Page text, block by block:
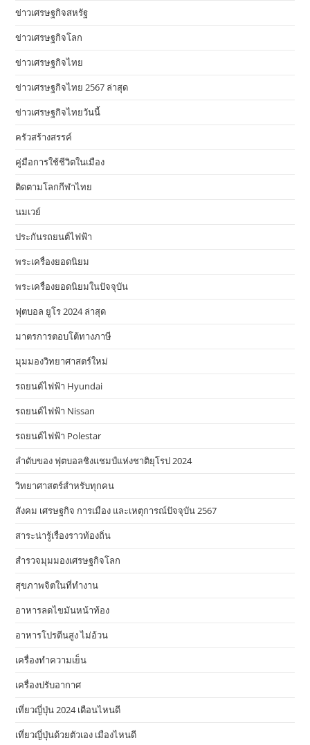
ข่าวเศรษฐกิจสหรัฐ
ข่าวเศรษฐกิจโลก
ข่าวเศรษฐกิจไทย
ข่าวเศรษฐกิจไทย 2567 ล่าสุด
ข่าวเศรษฐกิจไทยวันนี้
ครัวสร้างสรรค์
คู่มือการใช้ชีวิตในเมือง
ติดตามโลกกีฬาไทย
นมเวย์
ประกันรถยนต์ไฟฟ้า
พระเครื่องยอดนิยม
พระเครื่องยอดนิยมในปัจจุบัน
ฟุตบอล ยูโร 2024 ล่าสุด
มาตรการตอบโต้ทางภาษี
มุมมองวิทยาศาสตร์ใหม่
รถยนต์ไฟฟ้า Hyundai
รถยนต์ไฟฟ้า Nissan
รถยนต์ไฟฟ้า Polestar
ลำดับของ ฟุตบอลชิงแชมป์แห่งชาติยุโรป 2024
วิทยาศาสตร์สำหรับทุกคน
สังคม เศรษฐกิจ การเมือง และเหตุการณ์ปัจจุบัน 2567
สาระน่ารู้เรื่องราวท้องถิ่น
สำรวจมุมมองเศรษฐกิจโลก
สุขภาพจิตในที่ทำงาน
อาหารลดไขมันหน้าท้อง
อาหารโปรตีนสูง ไม่อ้วน
เครื่องทำความเย็น
เครื่องปรับอากาศ
เที่ยวญี่ปุ่น 2024 เดือนไหนดี
เที่ยวญี่ปุ่นด้วยตัวเอง เมืองไหนดี